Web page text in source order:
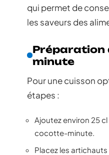
qui permet de
les saveurs des
Préparation
minute
Pour une cuisson
étapes :
Ajoutez environ 25
cocotte-minute.
Placez les